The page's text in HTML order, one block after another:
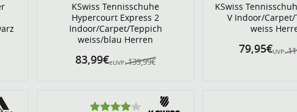
KSwiss Tennisschuhe
Hypercourt Express 2
Indoor/Carpet/Teppich
weiss/blau Herren
eUVP: 139,99€
83,99€
KSwiss
V Indoor/
weiss
UVP:
79,95€